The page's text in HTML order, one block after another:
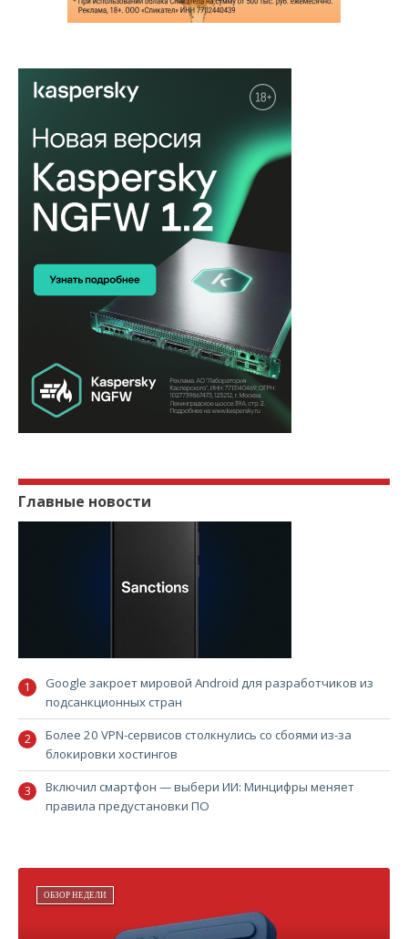
Главные новости
Google закроет мировой Android для разработчиков из
подсанкционных стран
Более 20 VPN-сервисов столкнулись со сбоями из-за
блокировки хостингов
Включил смартфон — выбери ИИ: Минцифры меняет
правила предустановки ПО
ОБЗОР НЕДЕЛИ